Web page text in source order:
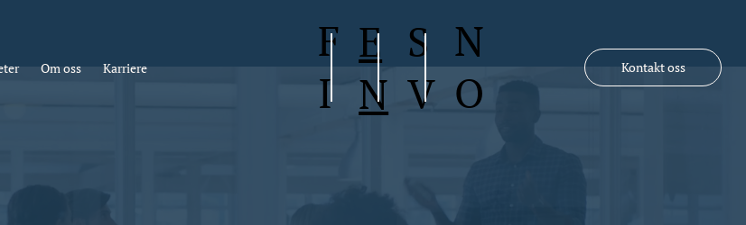
Kontakt oss
Om oss Karriere
F
I
E
N
S
V
N
O